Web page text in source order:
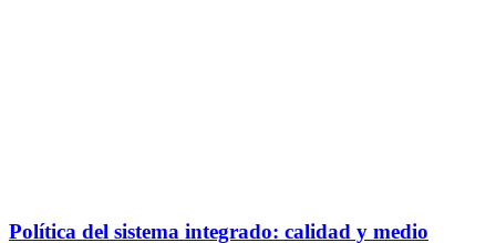
Política del sistema integrado: calidad y medio